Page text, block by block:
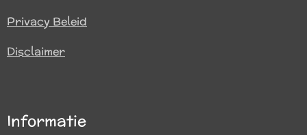
Privacy Beleid
Disclaimer
Informatie